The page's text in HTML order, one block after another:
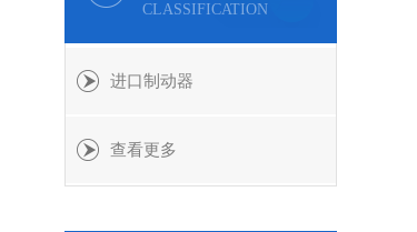
CLASSIFICATION
进口制动器
查看更多